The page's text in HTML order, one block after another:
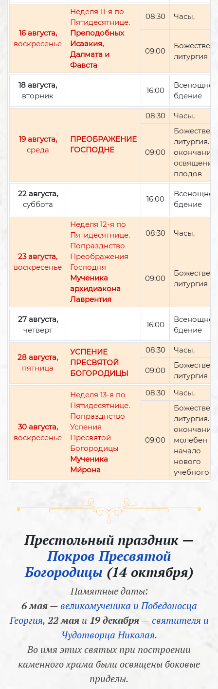
16 августа,
воскресенье
Неделя 11-я по
Пятидесятнице.
Преподобных
Исаакия,
Далмата и
Фавста
08:30 Часы,
09:00
литургия
18 августа,
вторник
16:00
Всенощное
бдение
19 августа,
среда
ПРЕОБРАЖЕНИЕ
ГОСПОДНЕ
08:30 Часы,
09:00
литургия.
окончании
освящение
плодов
22 августа,
суббота
16:00
Всенощное
бдение
23 августа,
воскресенье
Неделя 12-я по
Пятидесятнице.
Попразднство
Преображения
Господня
Мученика
архидиакона
Лаврентия
08:30 Часы,
09:00
литургия
27 августа,
четверг
16:00
Всенощное
бдение
28 августа,
пятница
УСПЕНИЕ
ПРЕСВЯТОЙ
БОГОРОДИЦЫ
08:30 Часы,
09:00
литургия
30 августа,
воскресенье
Неделя 13-я по
Пятидесятнице.
Попразднство
Успения
Пресвятой
Богородицы
Мученика
Ми́рона
08:30 Часы,
09:00
литургия.
окончании
молебен
начало
нового
учебного
Престольный праздник —
Покров Пресвятой
Богородицы (14 октября)
Памятные даты:
6 мая—великомученика и Победоносца
Георгия, 22 маяи 19 декабря—святителя и
Чудотворца Николая.
Во имя этих святых при построении
каменного храма были освящены боковые
приделы.